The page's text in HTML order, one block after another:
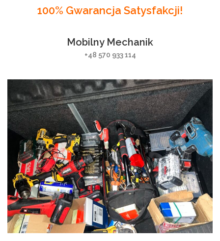
100% Gwarancja Satysfakcji!
Mobilny Mechanik
+48 570 933 114